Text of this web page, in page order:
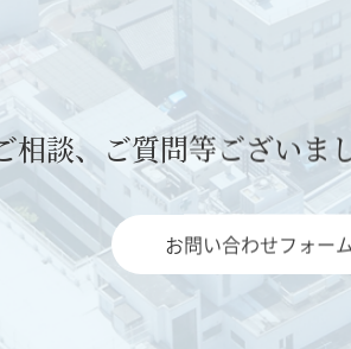
相談、ご質問等ございま
お問い合わせフォー